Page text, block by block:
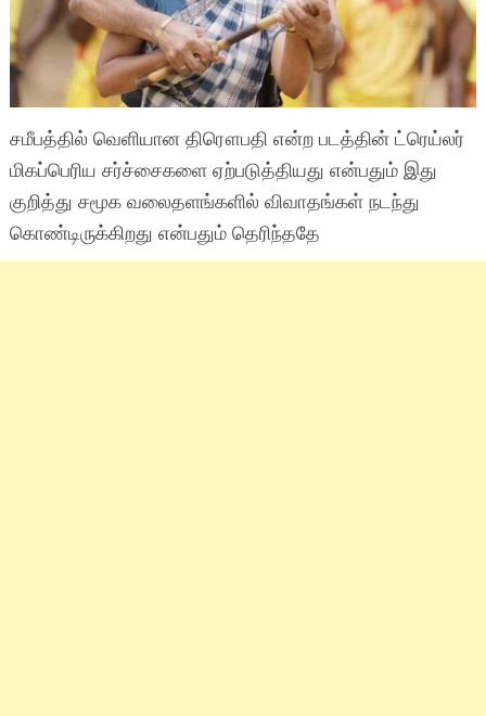
சமீபத்தில் வெளியான திரௌபதி என்ற படத்தின் ட்ரெய்லர்
மிகப்பெரிய சர்ச்சைகளை ஏற்படுத்தியது என்பதும் இது
குறித்து சமூக வலைதளங்களில் விவாதங்கள் நடந்து
கொண்டிருக்கிறது என்பதும் தெரிந்ததே